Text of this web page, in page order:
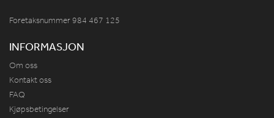
Foretaksnummer 984 467 125
INFORMASJON
Om oss
Kontakt oss
FAQ
Kjøpsbetingelser